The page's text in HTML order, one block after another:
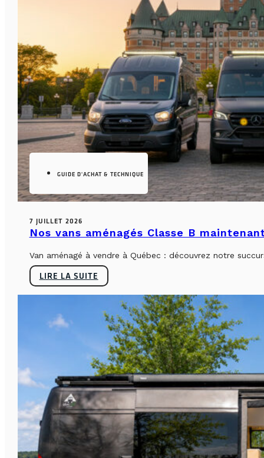
GUIDE D'ACHAT & TECHNIQUE
7 JUILLET 2026
Nos vans aménagés Classe B
Van aménagé à vendre à Québec : découvrez notre
LIRE LA SUITE